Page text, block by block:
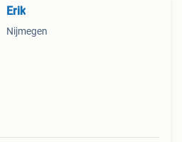
Erik
Nijmegen